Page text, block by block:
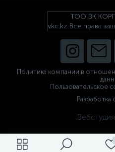
ТОО ВК
vkc.kz Все права
Политика компании в
Пользовательское
Разработка